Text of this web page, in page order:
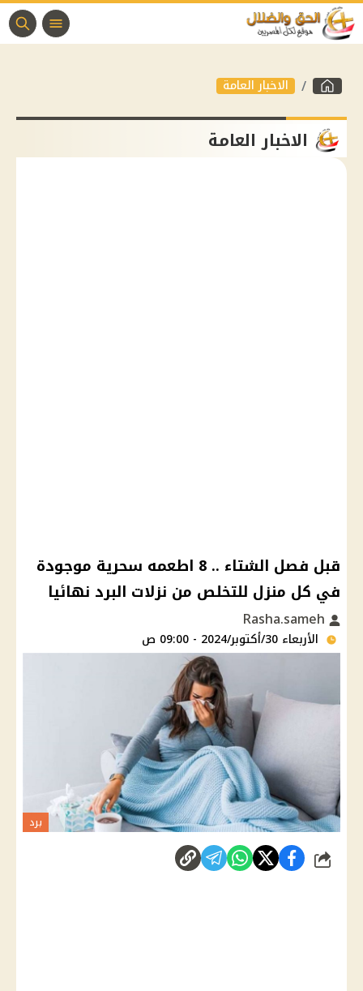
الاخبار العامة
الاخبار العامة
قبل فصل الشتاء .. 8 اطعمه سحرية موجودة
في كل منزل للتخلص من نزلات البرد نهائيا
الأربعاء 30/أكتوبر/2024 - 09:00 ص
برد
شارك